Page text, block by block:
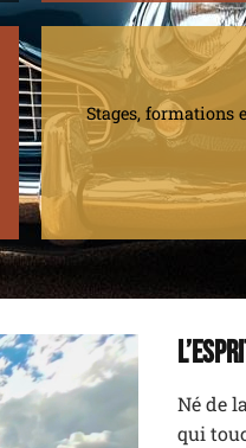
Stages, formations
Né de
qui